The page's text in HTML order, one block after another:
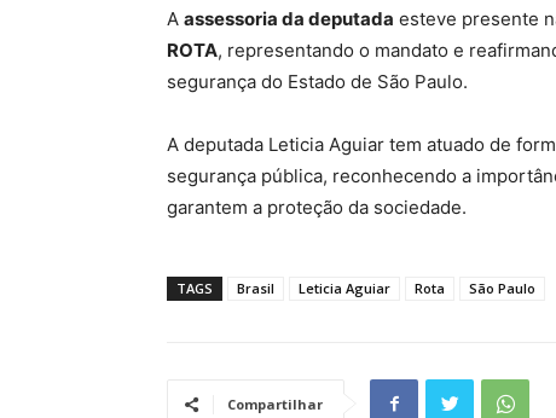
A assessoria da deputada esteve presente
ROTA, representando o mandato e
segurança do Estado de São Paulo.
A deputada Leticia Aguiar tem atuado de
segurança pública, reconhecendo a
garantem a proteção da sociedade.
TAGS Brasil Leticia Aguiar Rota São Paulo
Compartilhar